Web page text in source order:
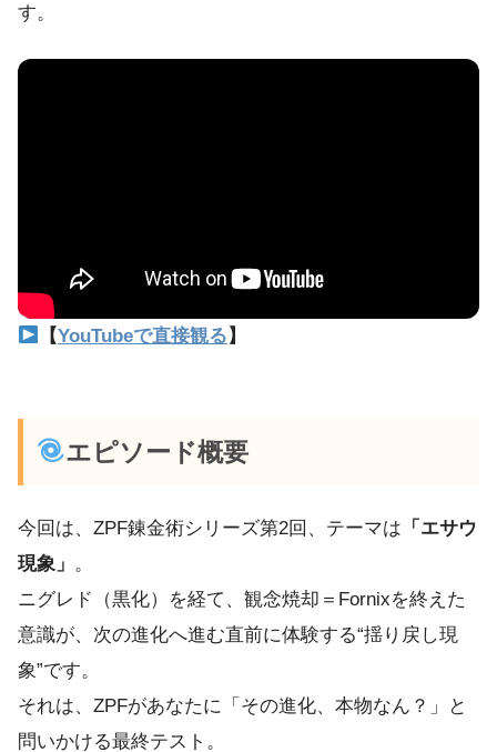
す。
【YouTubeで直接観る 】
エピソード概要
今回は、ZPF錬金術シリーズ第2回、テーマは 「エサウ
現象」 。
ニグレド（黒化）を経て、観念焼却＝Fornixを終えた
意識が、次の進化へ進む直前に体験する“揺り戻し現
象”です。
それは、ZPFがあなたに「その進化、本物なん？」と
問いかける最終テスト。